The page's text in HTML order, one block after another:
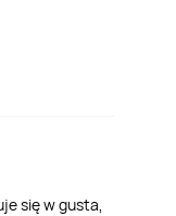
się w gusta,